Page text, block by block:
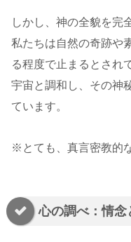
しかし、神の全貌を完
私たちは自然の奇跡や
る程度で止まるとされ
宇宙と調和し、その神
ています。
※とても、真言密教的
心の調べ：情念